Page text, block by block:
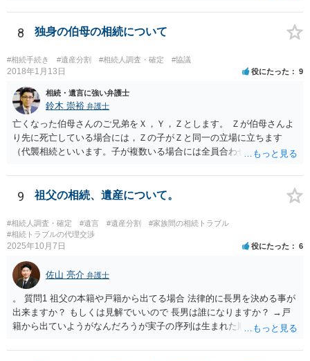
8 独身の伯母の相続について
#相続手続き #遺産分割 #相続人調査・確定 #協議
2018年1月13日 役にたった 9
相続・遺言に強い弁護士
鈴木 崇裕 弁護士
亡くなった伯母さんのご兄弟をＸ，Ｙ，Ｚとします。 Ｚが伯母さんよ
り先に死亡している場合には，Ｚの子がＺと同一の立場に立ちます
（代襲相続といいます。子が複数いる場合には全員合わせてＺと同一
つの相続分を有していますので， そのことを前提として，遺産分割協
議をすることになります（必ずしも３分の１ずつにしなくても，合意
ができれば構いません。）。 今後の対応としては， ①伯母さんの相続
財産（遺産）の全容を整理する（預貯金，有価証券，不動産等の有無
を調べることになります。） ②相続財産に照らし，相続税の申告の準
備をする（税理士の先生にご相談ください。） ③遺産分割協議をする
（ご本人同士で行っても構いませんし，弁護士に相談することもよろ
しいと思います。） ことになります。
9 祖父の相続、遺産について。
#相続人調査・確定 #遺言 #遺産分割
#家族間の相続トラブル
#相続トラブルの代理交渉
2025年10月7日 役にたった 6
佐山 亮介 弁護士
。 質問1 祖父の本籍や戸籍から出てる場合 法律的に長男を決める事が
出来ますか？ もしくは見解でいいので 長男は誰になりますか？ →戸
籍から出ていようがなんだろうが実子の序列は生まれた順ですから、
書が腹違いの長男に向けてある場合 書かれてる内容が最優先にされる